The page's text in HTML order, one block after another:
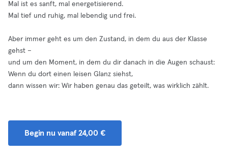
Mal ist es sanft, mal energetisierend.
Mal tief und ruhig, mal lebendig und frei.
Aber immer geht es um den Zustand, in dem du aus der Klasse
gehst –
und um den Moment, in dem du dir danach in die Augen schaust:
Wenn du dort einen leisen Glanz siehst,
dann wissen wir: Wir haben genau das geteilt, was wirklich zählt.
Begin nu vanaf 24,00 €